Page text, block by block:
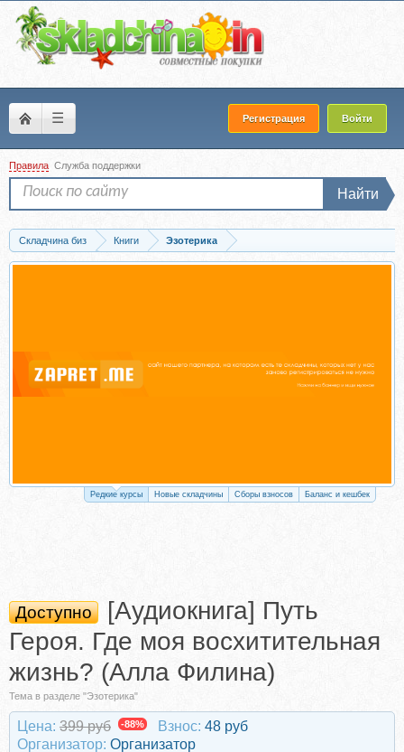
☰ Регистрация Войти
Правила Служба поддержки
Найти
Складчина биз Книги
Эзотерика
Скачать [Аудиокнига] Путь Героя. Где моя восхитительная жизнь? (Алла Филина)
Редкие курсы Новые складчины Сборы взносов Баланс и кешбек
Доступно
[Аудиокнига] Путь
Героя. Где моя восхитительная
жизнь? (Алла Филина)
Тема в разделе "Эзотерика"
Цена: 399 руб -88% Взнос: 48 руб
Организатор: Организатор